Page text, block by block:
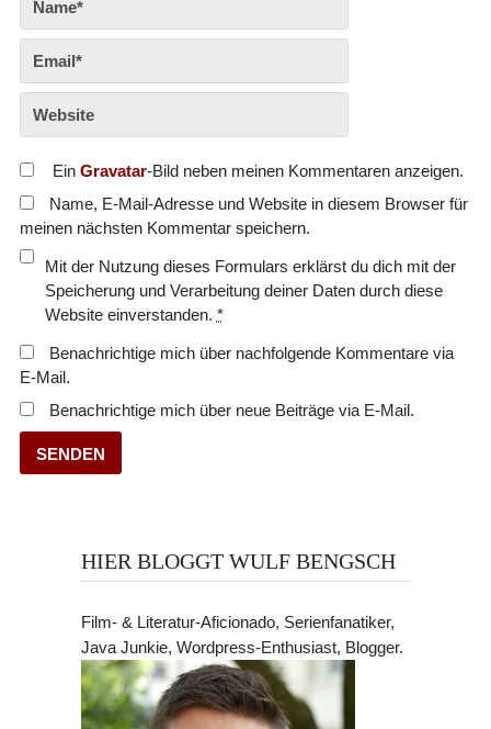
Ein Gravatar-Bild neben meinen Kommentaren anzeigen.
Name, E-Mail-Adresse und Website in diesem Browser für
meinen nächsten Kommentar speichern.
Mit der Nutzung dieses Formulars erklärst du dich mit der
Speicherung und Verarbeitung deiner Daten durch diese
Website einverstanden. *
Benachrichtige mich über nachfolgende Kommentare via
E-Mail.
Benachrichtige mich über neue Beiträge via E-Mail.
HIER BLOGGT WULF BENGSCH
Film- & Literatur-Aficionado, Serienfanatiker,
Java Junkie, Wordpress-Enthusiast, Blogger.